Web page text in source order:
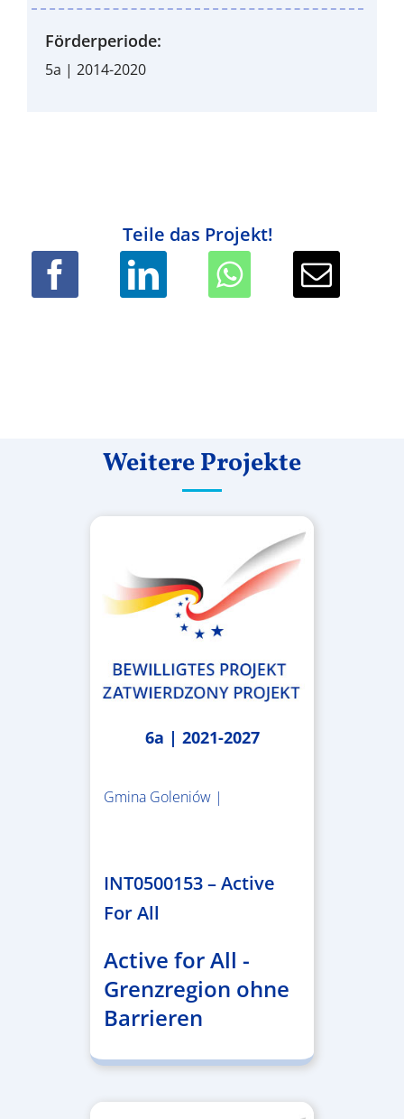
Förderperiode:
5a | 2014-2020
Teile das Projekt!
Weitere Projekte
6a | 2021-2027
Gmina Goleniów |
INT0500153 – Active
For All
Active for All -
Grenzregion ohne
Barrieren